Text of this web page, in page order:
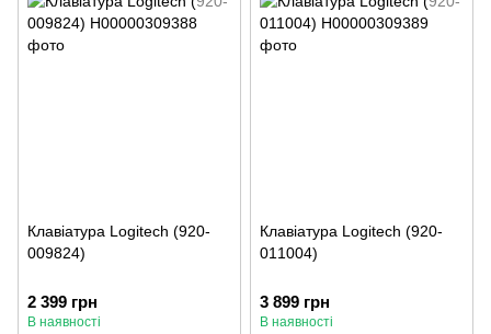
Клавіатура Logitech (920-
009824)
2 399 грн
В наявності
Клавіатура Logitech (920-
011004)
3 899 грн
В наявності